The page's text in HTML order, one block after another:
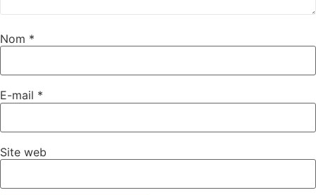
Nom *
E-mail *
Site web